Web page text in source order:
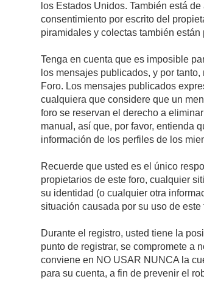
los Estados Unidos. También está
consentimiento por escrito del
piramidales y colectas también están
Tenga en cuenta que es imposible
los mensajes publicados, y por
Foro. Los mensajes publicados
cualquiera que considere que un
foro se reservan el derecho a
manual, así que, por favor, entienda
información de los perfiles de los
Recuerde que usted es el único
propietarios de este foro, cualquier
su identidad (o cualquier otra
situación causada por su uso de este
Durante el registro, usted tiene la
punto de registrar, se compromete a
conviene en NO USAR NUNCA la
para su cuenta, a fin de prevenir el